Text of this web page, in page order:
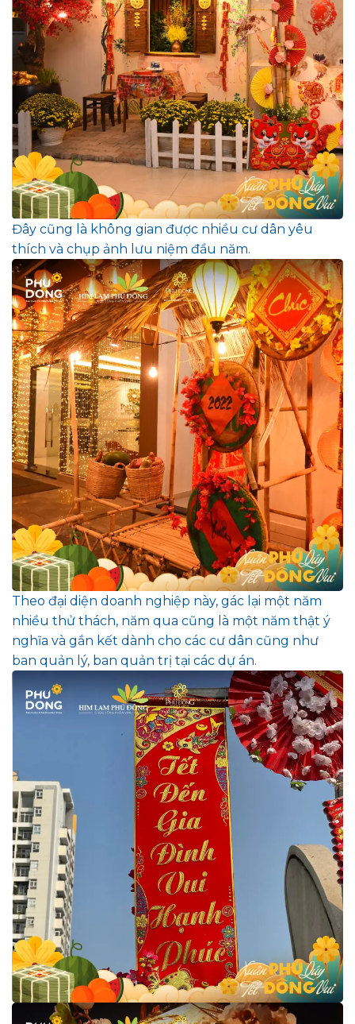
Đây cũng là không gian được nhiều cư dân yêu
thích và chụp ảnh lưu niệm đầu năm.
Theo đại diện doanh nghiệp này, gác lại một năm
nhiều thử thách, năm qua cũng là một năm thật ý
nghĩa và gắn kết dành cho các cư dân cũng như
ban quản lý, ban quản trị tại các dự án.